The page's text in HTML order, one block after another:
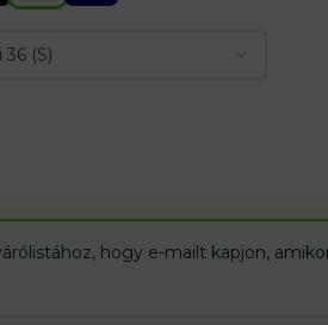
hogy e-mailt kapjon,